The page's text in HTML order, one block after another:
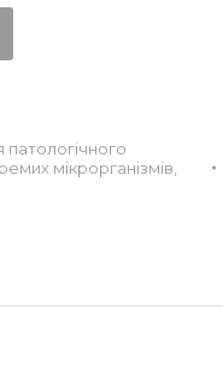
патологічного
мікрорганізмів,